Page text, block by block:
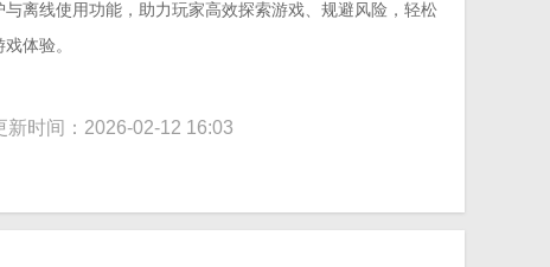
离线使用功能，助力玩家高效探索游戏、规避风险，轻松
体验。
新时间：2026-02-12 16:03